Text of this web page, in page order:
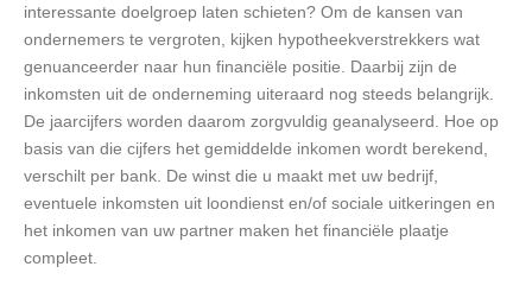
interessante doelgroep laten schieten? Om de kansen van
ondernemers te vergroten, kijken hypotheekverstrekkers wat
genuanceerder naar hun financiële positie. Daarbij zijn de
inkomsten uit de onderneming uiteraard nog steeds belangrijk.
De jaarcijfers worden daarom zorgvuldig geanalyseerd. Hoe op
basis van die cijfers het gemiddelde inkomen wordt berekend,
verschilt per bank. De winst die u maakt met uw bedrijf,
eventuele inkomsten uit loondienst en/of sociale uitkeringen en
het inkomen van uw partner maken het financiële plaatje
compleet.